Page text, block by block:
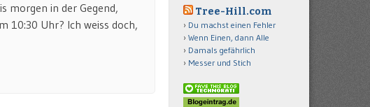
morgen in der Gegend,
10:30 Uhr? Ich weiss doch,
Tree-Hill.com
Du machst einen Fehler
Wenn Einen, dann Alle
Damals gefährlich
Messer und Stich